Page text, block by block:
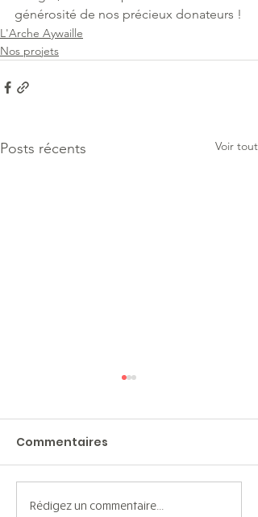
générosité de nos précieux donateurs !
L'Arche Aywaille
Nos projets
Posts récents Voir tout
L'inclusion par les
Commentaires
Rédigez un commentaire...